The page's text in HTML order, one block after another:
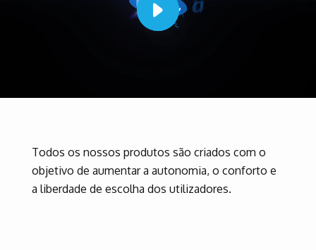
Todos os nossos produtos são criados com o
objetivo de aumentar a autonomia, o conforto e
a liberdade de escolha dos utilizadores.